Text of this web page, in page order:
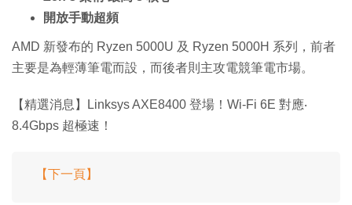
開放手動超頻
AMD 新發布的 Ryzen 5000U 及 Ryzen 5000H 系列，前者
主要是為輕薄筆電而設，而後者則主攻電競筆電市場。
【精選消息】Linksys AXE8400 登場！Wi-Fi 6E 對應‧
8.4Gbps 超極速！
【下一頁】